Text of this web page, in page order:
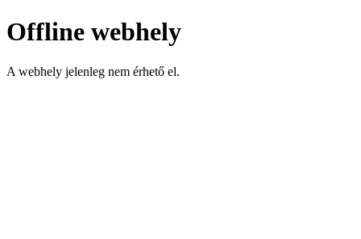
Offline webhely
A webhely jelenleg nem érhető el.